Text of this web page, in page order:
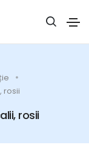
rosii
rosii